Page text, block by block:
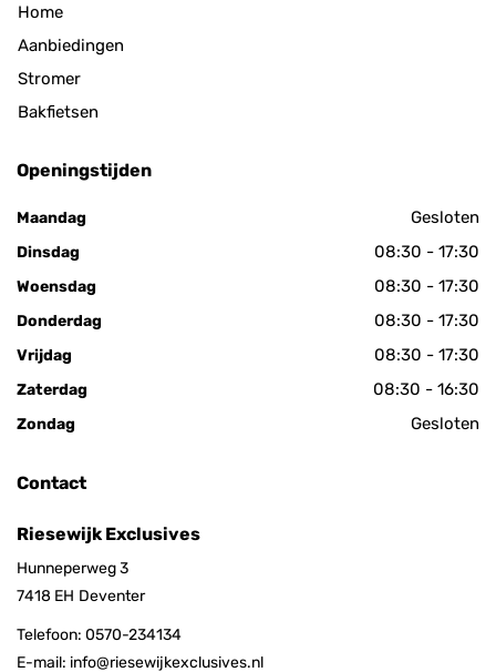
Home
Aanbiedingen
Stromer
Bakfietsen
Openingstijden
Maandag Gesloten
Dinsdag 08:30 - 17:30
Woensdag 08:30 - 17:30
Donderdag 08:30 - 17:30
Vrijdag 08:30 - 17:30
Zaterdag 08:30 - 16:30
Zondag Gesloten
Contact
Riesewijk Exclusives
Hunneperweg 3
7418 EH Deventer
Telefoon: 0570-234134
E-mail: info@riesewijkexclusives.nl